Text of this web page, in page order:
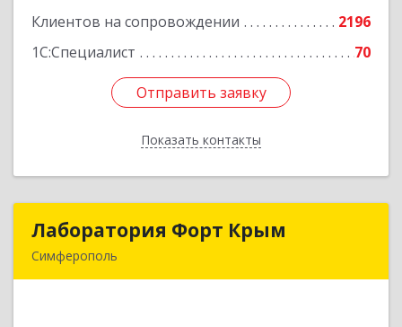
Клиентов на сопровождении
2196
1С:Специалист
70
Отправить заявку
Показать контакты
Подробнее
Отправить заявку
Назад
Лаборатория Форт Крым
Симферополь
Лаборатория Форт Крым